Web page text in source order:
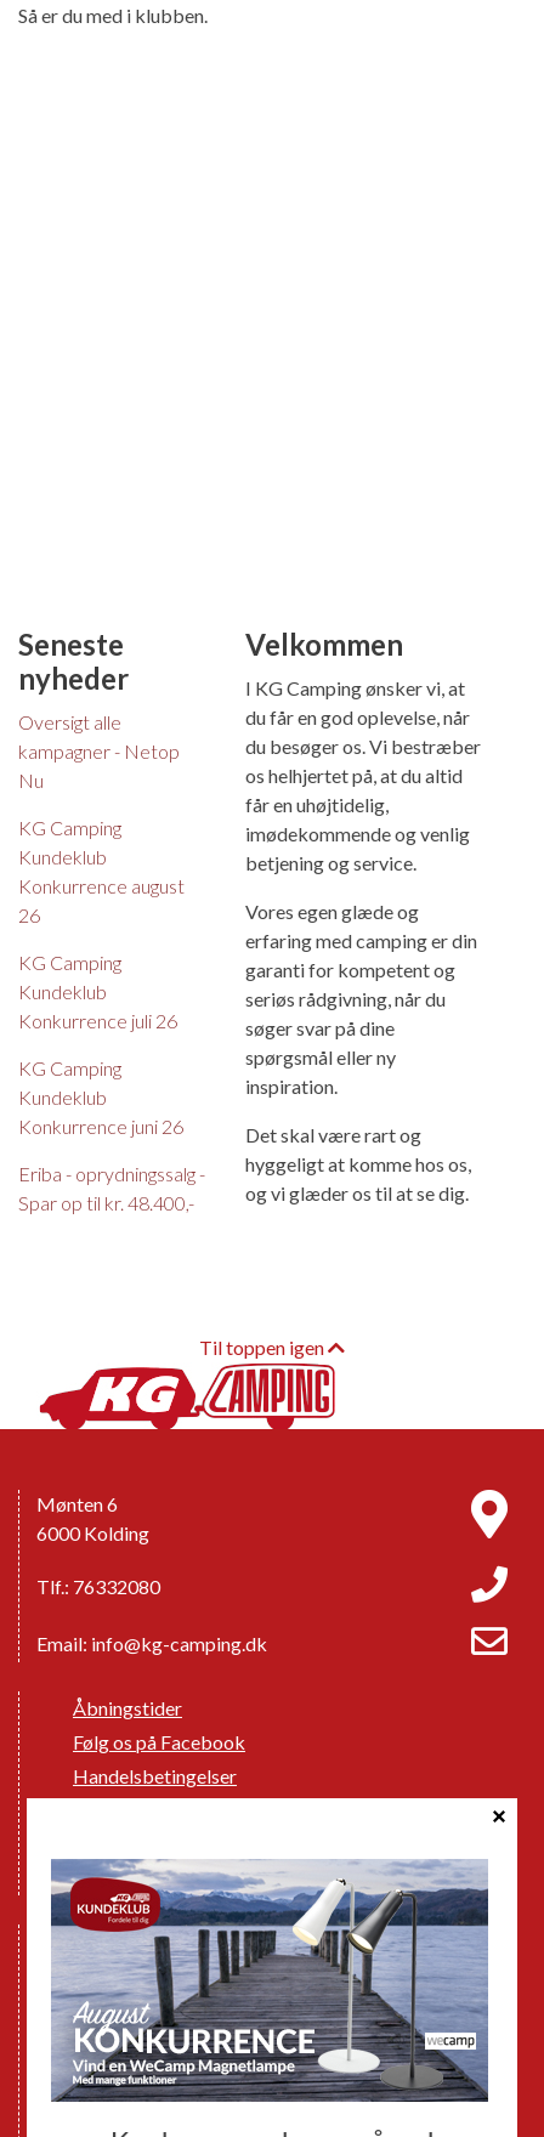
Så er du med i klubben.
Seneste
nyheder
Oversigt alle
kampagner - Netop
Nu
KG Camping
Kundeklub
Konkurrence august
26
KG Camping
Kundeklub
Konkurrence juli 26
KG Camping
Kundeklub
Konkurrence juni 26
Eriba - oprydningssalg -
Spar op til kr. 48.400,-
Velkommen
I KG Camping ønsker vi, at
du får en god oplevelse, når
du besøger os. Vi bestræber
os helhjertet på, at du altid
får en uhøjtidelig,
imødekommende og venlig
betjening og service.
Vores egen glæde og
erfaring med camping er din
garanti for kompetent og
seriøs rådgivning, når du
søger svar på dine
spørgsmål eller ny
inspiration.
Det skal være rart og
hyggeligt at komme hos os,
og vi glæder os til at se dig.
Til toppen igen
Mønten 6
6000 Kolding
Tlf.: 76332080
Email: info@kg-camping.dk
Åbningstider
Følg os på Facebook
Handelsbetingelser
GPDR - Optagelse af foto og video
Nye Campingvogne
Nye Autocampere og Vans
Brugte Campingvogne
Brugte Autocampere og Vans
Webshop